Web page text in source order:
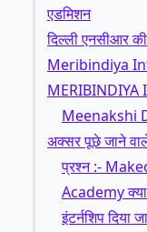
एडमिशन
दिल्ली एनसीआर
Meribindiya
MERIBINDIYA
Meenakshi
अक्सर पूछे जाने
प्रश्न :-
Academy
इंटर्नशिप दिया